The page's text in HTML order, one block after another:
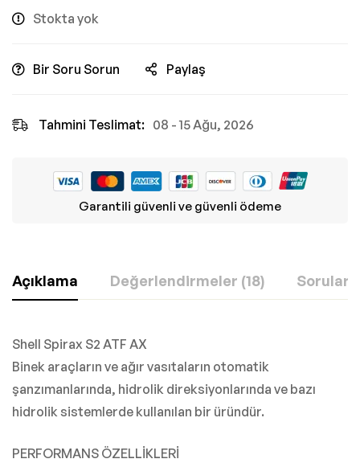
Stokta yok
Bir Soru Sorun Paylaş
Tahmini Teslimat: 08 - 15 Ağu, 2026
Garantili güvenli ve güvenli ödeme
Açıklama Değerlendirmeler (18) Sorular
Shell Spirax S2 ATF AX
Binek araçların ve ağır vasıtaların otomatik
şanzımanlarında, hidrolik direksiyonlarında ve bazı
hidrolik sistemlerde kullanılan bir üründür.
PERFORMANS ÖZELLİKLERİ